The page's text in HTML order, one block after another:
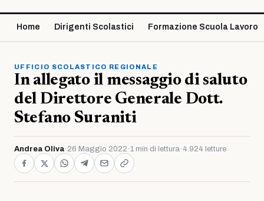
Home Dirigenti Scolastici Formazione Scuola Lavoro
UFFICIO SCOLASTICO REGIONALE
In allegato il messaggio di saluto
del Direttore Generale Dott.
Stefano Suraniti
Andrea Oliva· 26 Maggio 2022 ·1 min di lettura· 4.924 letture